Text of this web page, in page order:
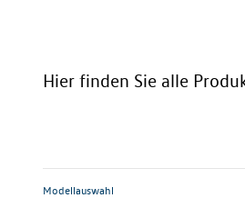
Hier finden Sie alle
Modellauswahl